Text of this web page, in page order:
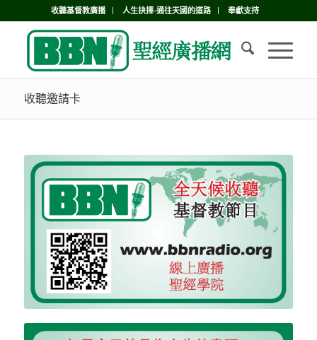
收聽基督教廣播 人生抉擇-通往天國的道路 奉獻支持
收聽邀請卡